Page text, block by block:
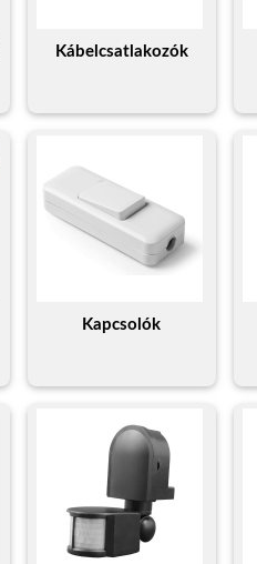
Kábelcsatlakozók
Kapcsolók